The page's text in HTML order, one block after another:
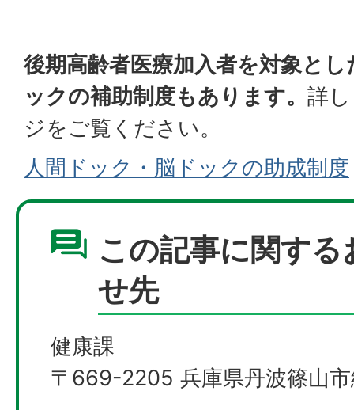
後期高齢者医療加入者を対象と
ックの補助制度もあります。 詳
ジをご覧ください。
人間ドック・脳ドックの助成制度
この記事に関する
せ先
健康課
〒669-2205 兵庫県丹波篠山